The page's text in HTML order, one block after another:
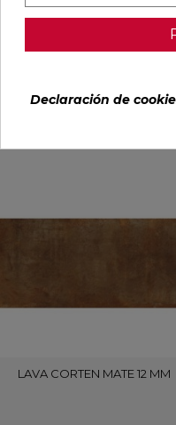
JUNGLA IROKO MATE 12 MM
LAVA CORTEN MATE 12 MM
Declaración de